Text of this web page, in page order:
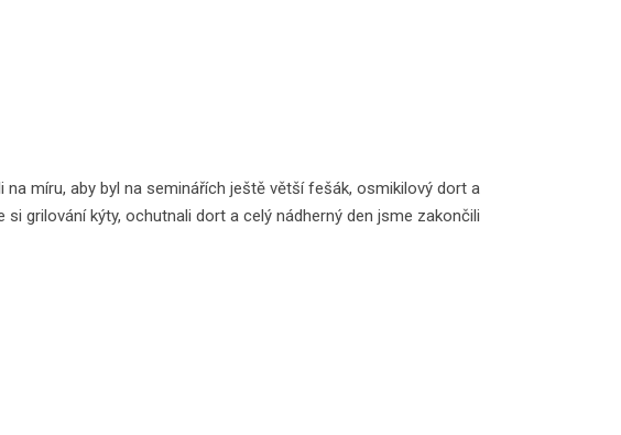
míru, aby byl na seminářích ještě větší fešák, osmikilový dort a
grilování kýty, ochutnali dort a celý nádherný den jsme zakončili